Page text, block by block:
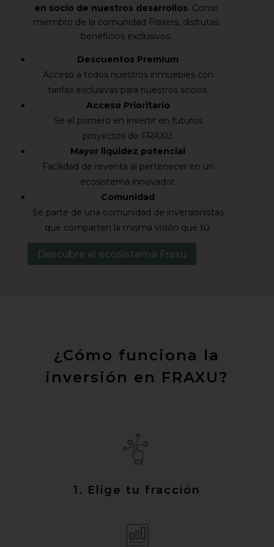
en socio de nuestros desarrollos. Como
miembro de la comunidad Fraxers, disfrutas
beneficios exclusivos:
Descuentos Premium
Acceso a todos nuestros inmuebles con
tarifas exclusivas para nuestros socios.
Acceso Prioritario
Se el primero en invertir en futuros
proyectos de FRAXU.
Mayor liquidez potencial
Facilidad de reventa al pertenecer en un
ecosistema innovador.
Comunidad
Se parte de una comunidad de inversionistas
que comparten la misma visión que tú.
Descubre el ecosistema Fraxu
¿Cómo funciona la
inversión en FRAXU?
1. Elige tu fracción